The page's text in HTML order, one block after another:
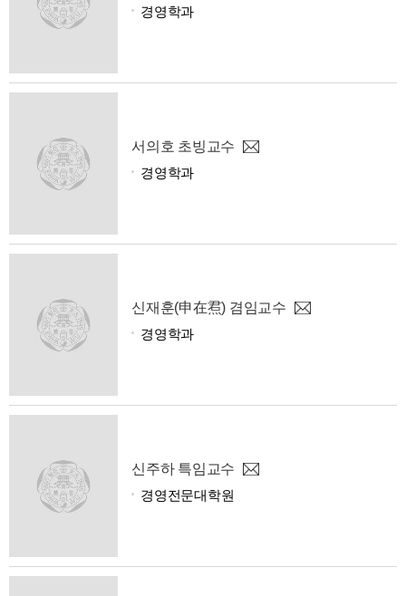
경영학과
서의호 초빙교수
경영학과
신재훈(申在焄) 겸임교수
경영학과
신주하 특임교수
경영전문대학원